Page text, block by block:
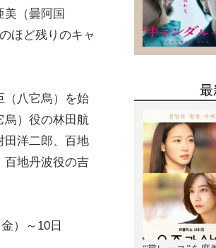
（曇阿国
ほど残りのキャ
（八它烏）を始
烏）役の林田航
田洋二郎、百地
百地丹波役の吉
）～10日